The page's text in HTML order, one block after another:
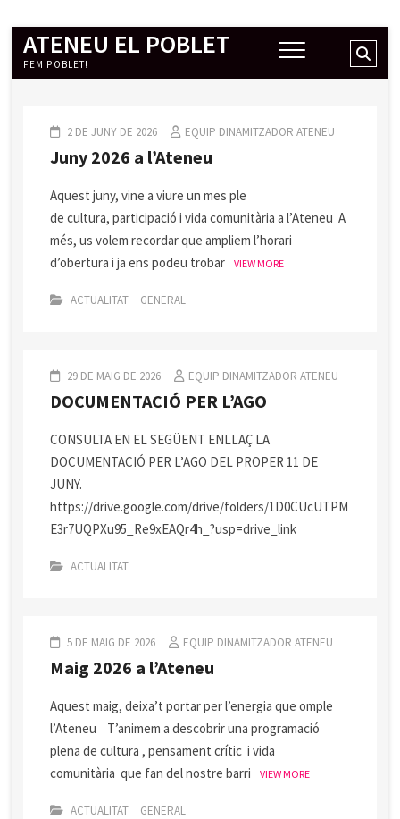
Skip
content
ATENEU EL POBLET
FEM POBLET!
…
2 DE JUNY DE 2026 EQUIP DINAMITZADOR ATENEU
Juny 2026 a l’Ateneu
Aquest juny, vine a viure un mes ple
de cultura, participació i vida comunitària a l’Ateneu A
més, us volem recordar que ampliem l’horari
d’obertura i ja ens podeu trobar
VIEW MORE
ACTUALITAT GENERAL
29 DE MAIG DE 2026 EQUIP DINAMITZADOR ATENEU
DOCUMENTACIÓ PER L’AGO
CONSULTA EN EL SEGÜENT ENLLAÇ LA
DOCUMENTACIÓ PER L’AGO DEL PROPER 11 DE
JUNY.
https://drive.google.com/drive/folders/1D0CUcUTPM
E3r7UQPXu95_Re9xEAQr4h_?usp=drive_link
ACTUALITAT
5 DE MAIG DE 2026 EQUIP DINAMITZADOR ATENEU
Maig 2026 a l’Ateneu
Aquest maig, deixa’t portar per l’energia que omple
l’Ateneu T’animem a descobrir una programació
plena de cultura , pensament crític i vida
comunitària que fan del nostre barri
VIEW MORE
ACTUALITAT GENERAL